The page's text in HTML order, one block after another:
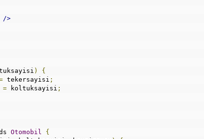
/>
)
{
tekersayisi ;
= koltuksayisi ;
Otomobil
{